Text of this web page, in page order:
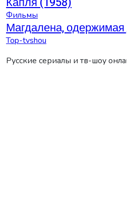
Фильмы
Магдалена,
Top-tvshou
Русские сериалы и тв-шоу